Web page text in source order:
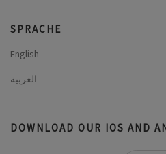
SPRACHE
English
العربية
DOWNLOAD OUR IOS AND